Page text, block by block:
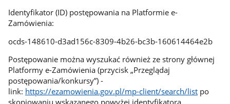
Identyfikator (ID) postępowania na Platformie e-
Zamówienia:
ocds-148610-d3ad156c-8309-4b26-bc3b-160614464e2b
Postępowanie można wyszukać również ze strony głównej
Platformy e-Zamówienia (przycisk „Przeglądaj
postępowania/konkursy”) -
link: https://ezamowienia.gov.pl/mp-client/search/listpo